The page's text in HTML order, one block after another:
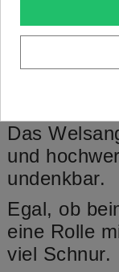
Das
und
undenkbar.
Egal, ob
eine Rolle
viel Schnur.